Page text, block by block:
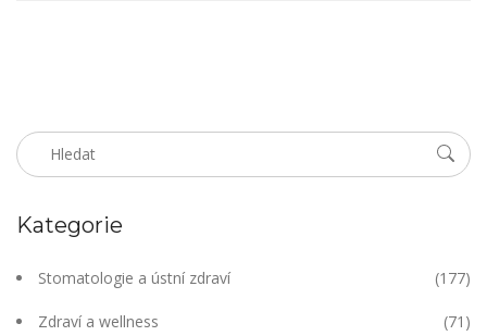
Kategorie
Stomatologie a ústní zdraví (177)
Zdraví a wellness (71)